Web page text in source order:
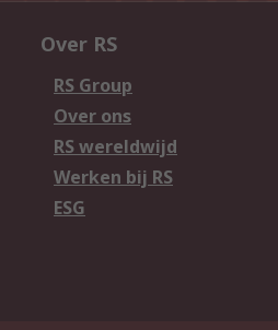
Over RS
RS Group
Over ons
RS wereldwijd
Werken bij RS
ESG